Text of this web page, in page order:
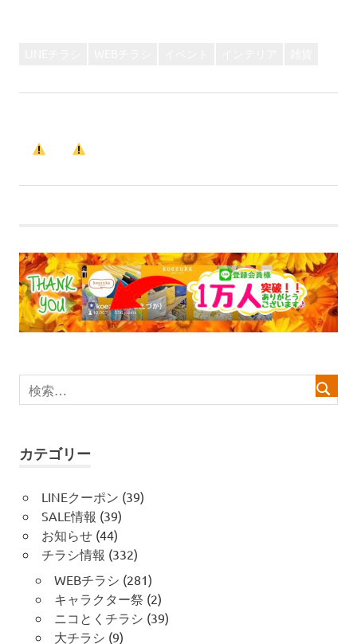
稿
ナ
ゲ
ー
シ
ン
記
記
カテゴリー
LINEクーポン (39)
SALE情報 (39)
お知らせ(44)
チラシ情報 (332)
WEBチラシ (281)
キャラクター祭 (2)
ニコとくチラシ (39)
大チラシ (9)